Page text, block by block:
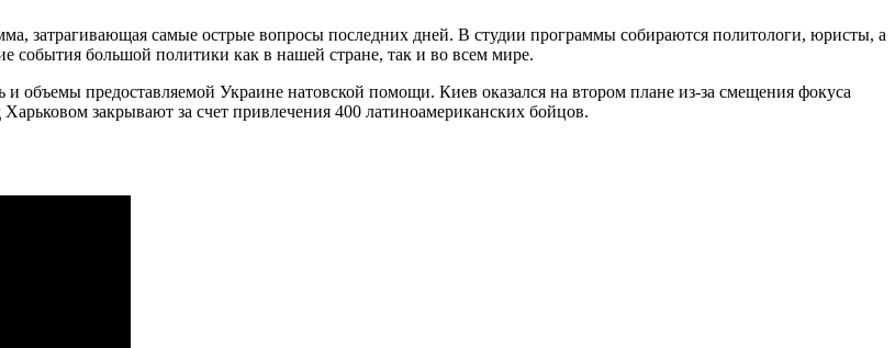
затрагивающая самые острые вопросы последних дней. В студии программы собираются политологи, юристы, а
события большой политики как в нашей стране, так и во всем мире.
объемы предоставляемой Украине натовской помощи. Киев оказался на втором плане из-за смещения фокуса
закрывают за счет привлечения 400 латиноамериканских бойцов.